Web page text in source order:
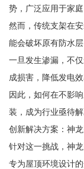
势，广泛应用于家
然而，传统支架在
能会破坏原有防水层
一旦发生渗漏，不
成损害，降低发电
因此，如何在不影
装，成为行业亟待解
创新解决方案：神
针对这一挑战，神
专为屋顶环境设计的